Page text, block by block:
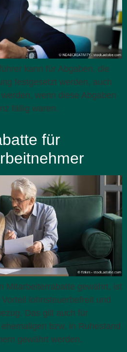
kann für Abgaben, die
festgesetzt werden, auch
wenn diese Abgaben
fällig waren.
für
Mitarbeiterrabatte gewährt, ist
lohnsteuerbefreit und
Das gilt auch für
bzw. in Ruhestand
gewährt werden.